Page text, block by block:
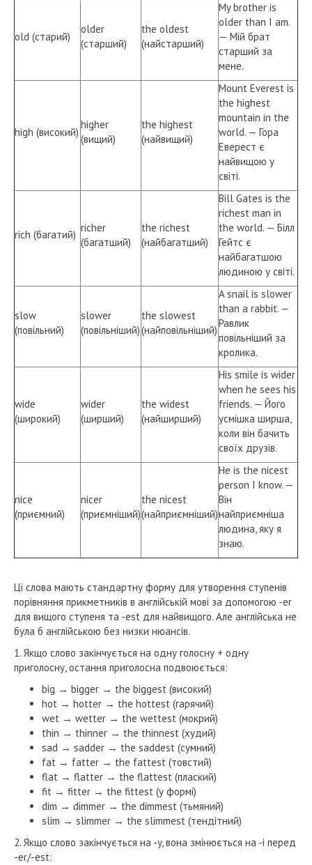
old (старий)
older
(старший)
the oldest
(найстарший)
My brother is
older than I am.
— Мій брат
старший за
мене.
high (високий)
higher
(вищий)
the highest
(найвищий)
Mount Everest is
the highest
mountain in the
world. — Гора
Еверест є
найвищою у
світі.
rich (багатий)
richer
(багатший)
the richest
(найбагатший)
Bill Gates is the
richest man in
the world. — Білл
Гейтс є
найбагатшою
людиною у світі.
slow
(повільний)
slower
(повільніший)
the slowest
(найповільніший)
A snail is slower
than a rabbit. —
Равлик
повільніший за
кролика.
wide
(широкий)
wider
(ширший)
the widest
(найширший)
His smile is wider
when he sees his
friends. — Його
усмішка ширша,
коли він бачить
своїх друзів.
nice
(приємний)
nicer
(приємніший)
the nicest
(найприємніший)
He is the nicest
person I know. —
Він
найприємніша
людина, яку я
знаю.
Ці слова мають стандартну форму для утворення ступенів
порівняння прикметників в англійській мові за допомогою -er
для вищого ступеня та -est для найвищого. Але англійська не
була б англійською без низки нюансів.
1. Якщо слово закінчується на одну голосну + одну
приголосну, остання приголосна подвоюється:
big → bigger → the biggest (високий)
hot → hotter → the hottest (гарячий)
wet → wetter → the wettest (мокрий)
thin → thinner → the thinnest (худий)
sad → sadder → the saddest (сумний)
fat → fatter → the fattest (товстий)
flat → flatter → the flattest (плаский)
fit → fitter → the fittest (у формі)
dim → dimmer → the dimmest (тьмяний)
slim → slimmer → the slimmest (тендітний)
2. Якщо слово закінчується на -y, вона змінюється на -i перед
-er/-est: